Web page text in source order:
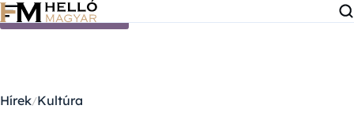
Ugrás a tartalomra
Hírek Kultúra